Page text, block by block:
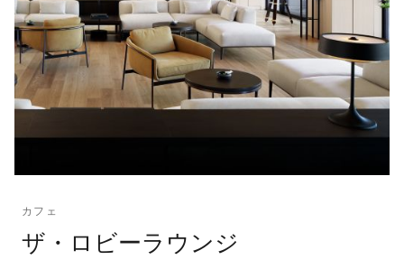
カフェ
ザ・ロビーラウンジ